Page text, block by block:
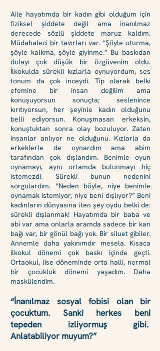
Aile hayatımda bir kadın gibi olduğum için
fiziksel şiddete değil ama inanılmaz
derecede sözlü şiddete maruz kaldım.
Müdahaleci bir tavırları var. “Şöyle oturma,
şöyle kalkma, şöyle giyinme.” Bu baskıdan
dolayı çok düşük bir özgüvenim oldu.
İlkokulda sürekli kızlarla oynuyordum, ses
tonum da çok inceydi. Tip olarak belki
efemine bir insan değilim ama
konuşuyorsun sonuçta; seslenince
kırıtıyorsun, her şeyinle kadın olduğunu
belli ediyorsun. Konuşmasan erkeksin,
konuştuktan sonra olay bozuluyor. Zaten
insanlar anlıyor ne olduğunu. Kızlarla da
erkeklerle de oynardım ama abim
tarafından çok dışlandım. Benimle oyun
oynamayı, aynı ortamda bulunmayı hiç
istemezdi. Sürekli bunun nedenini
sorgulardım. “Neden böyle, niye benimle
oynamak istemiyor, niye beni dışlıyor?” Beni
kadınların dünyasına iten şey oydu belki de:
sürekli dışlanmak! Hayatımda bir baba ve
abi var ama onlarla aramda sadece bir kan
bağı var, bir gönül bağı yok. Bir siluet gibiler.
Annemle daha yakınımdır mesela. Kısaca
ilkokul dönemi çok baskı içinde geçti.
Ortaokul, lise döneminde orta halli, normal
bir çocukluk dönemi yaşadım. Daha
maskülendim.
“İnanılmaz sosyal fobisi olan bir
çocuktum. Sanki herkes beni
tepeden izliyormuş gibi.
Anlatabiliyor muyum?”